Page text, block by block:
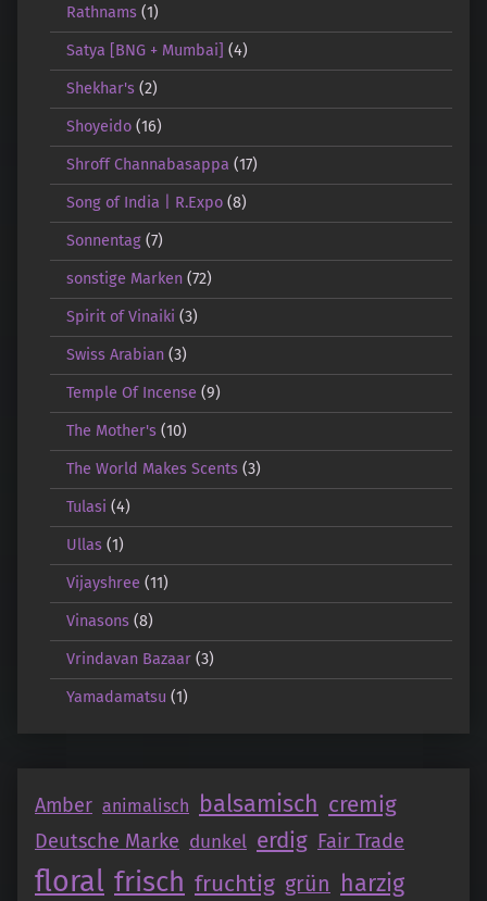
Rathnams(1)
Satya [BNG + Mumbai] (4)
Shekhar's(2)
Shoyeido(16)
Shroff Channabasappa (17)
Song of India | R.Expo(8)
Sonnentag(7)
sonstige Marken(72)
Spirit of Vinaiki (3)
Swiss Arabian(3)
Temple Of Incense (9)
The Mother's(10)
The World Makes Scents(3)
Tulasi (4)
Ullas(1)
Vijayshree (11)
Vinasons(8)
Vrindavan Bazaar(3)
Yamadamatsu (1)
Amber animalisch balsamisch cremig
Deutsche Marke dunkel erdig Fair Trade
floral frisch fruchtig grün harzig